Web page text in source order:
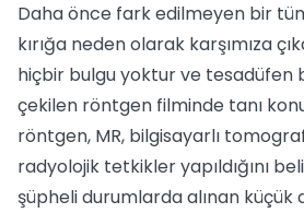
Daha önce fark edilmeyen bir
kırığa neden olarak karşımıza
hiçbir bulgu yoktur ve tesadüfen
çekilen röntgen filminde tanı
röntgen, MR, bilgisayarlı
radyolojik tetkikler yapıldığını
şüpheli durumlarda alınan küçük